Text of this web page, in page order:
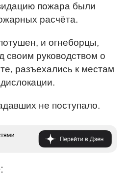
пожара были
расчёта.
и огнеборцы,
своим руководством о
разъехались к местам
не поступало.